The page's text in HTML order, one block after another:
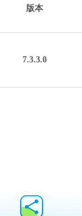
版本
7.3.3.0